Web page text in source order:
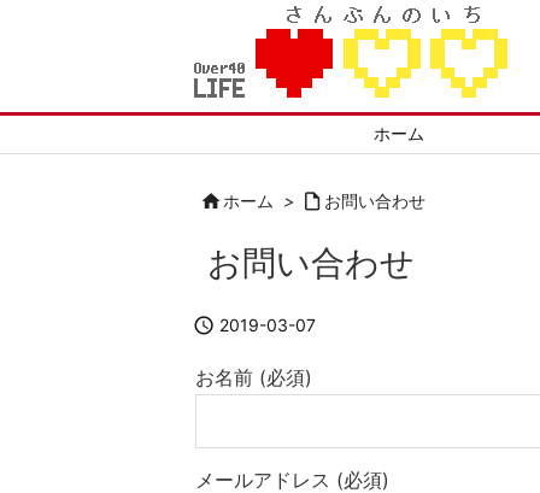
ホーム
ホーム >  お問い合わせ
お問い合わせ
 2019-03-07
お名前 (必須)
メールアドレス (必須)